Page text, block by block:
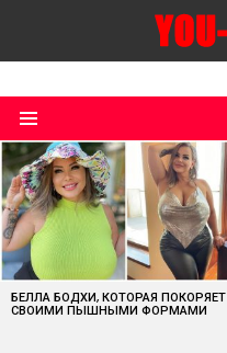
MOST
VIEWED
STORIES
БЕЛЛА БОДХИ, КОТОРАЯ ПОКОРЯЕТ
СВОИМИ ПЫШНЫМИ ФОРМАМИ